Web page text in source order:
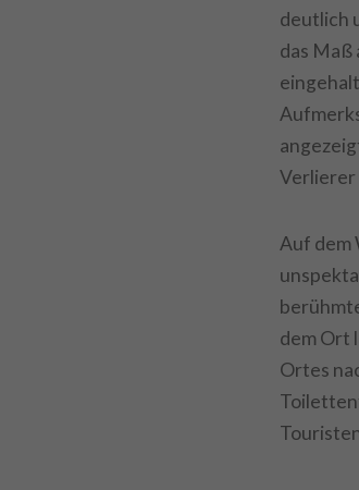
deutlich
das Maß
Verlierer
Auf dem
dem Ort
Ortes